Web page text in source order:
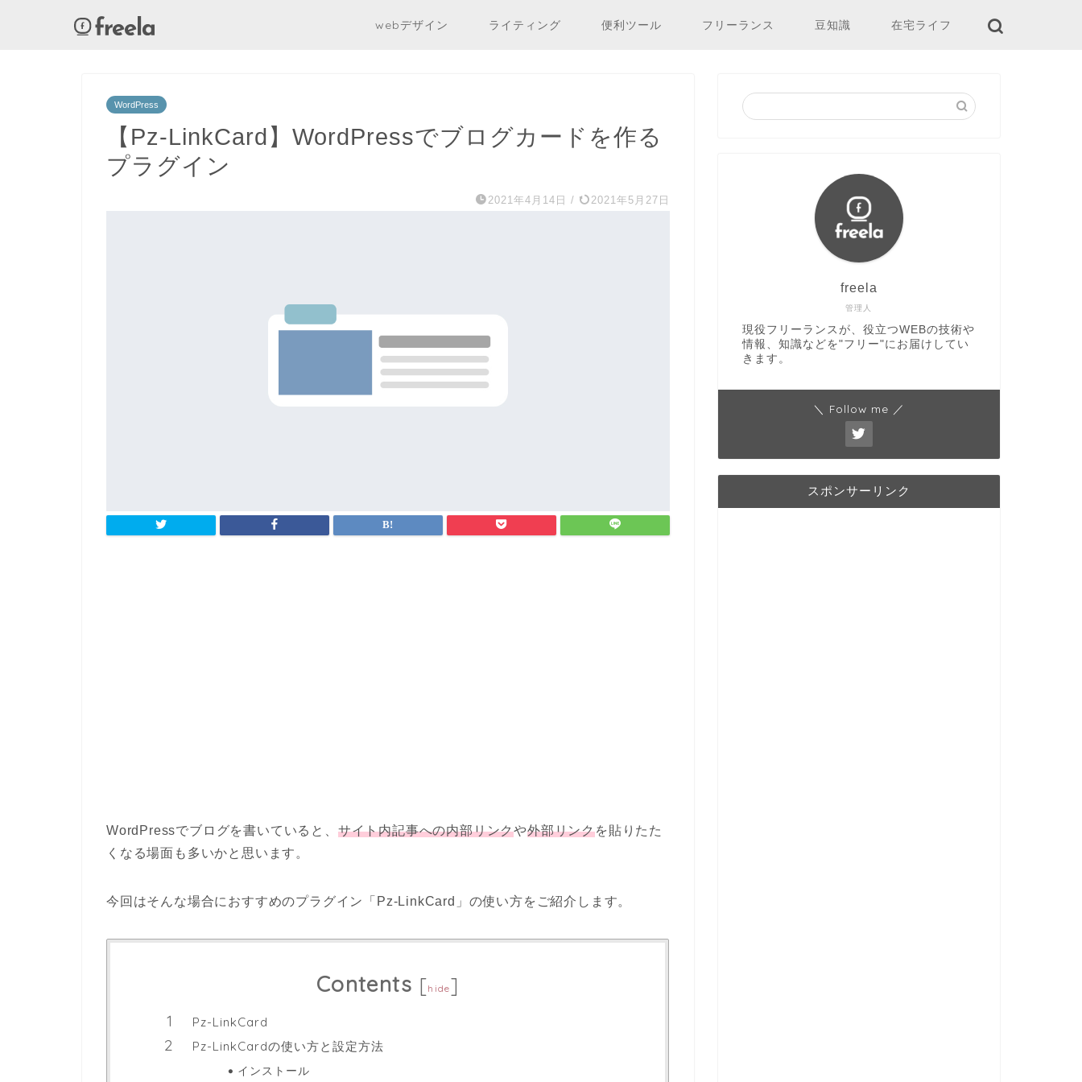
webデザイン ライティング 便利ツール フリーランス 豆知識 在宅ライフ
WordPress
【Pz-LinkCard】WordPressでブログカードを作る
プラグイン
2021年4月14日 / 2021年5月27日
WordPressでブログを書いていると、 サイト内記事への内部リンクや外部リンクを貼りたた
くなる場面も多いかと思います。
今回はそんな場合におすすめのプラグイン「Pz-LinkCard」の使い方をご紹介します。
Contents [hide]
Pz-LinkCard
Pz-LinkCardの使い方と設定方法
インストール
管理人
freela
現役フリーランスが、役立つWEBの技術や
情報、知識などを"フリー"にお届けしてい
きます。
＼ Follow me ／
スポンサーリンク